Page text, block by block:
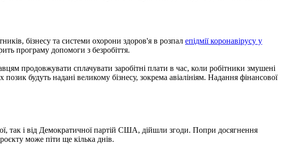
бізнесу та системи охорони здоров'я в розпал епідмії коронавірусу у
програму допомоги з безробіття.
продовжувати сплачувати заробітні плати в час, коли робітники змушені
будуть надані великому бізнесу, зокрема авіалініям. Надання фінансової
так і від Демократичної партій США, дійшли згоди. Попри досягнення
може піти ще кілька днів.